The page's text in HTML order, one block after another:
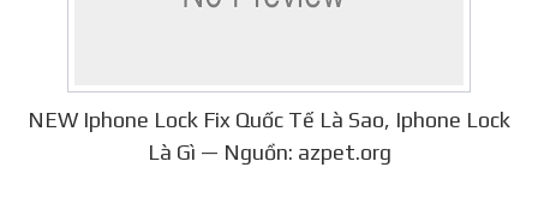
NEW Iphone Lock Fix Quốc Tế Là Sao, Iphone Lock
Là Gì — Nguồn: azpet.org